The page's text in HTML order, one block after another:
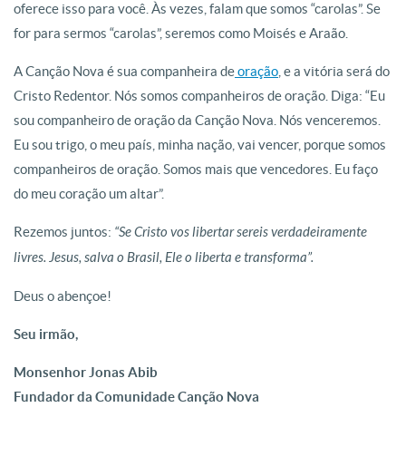
oferece isso para você. Às vezes, falam que somos “carolas”. Se
for para sermos “carolas”, seremos como Moisés e Araão.
A Canção Nova é sua companheira deoração , e a vitória será do
Cristo Redentor. Nós somos companheiros de oração. Diga: “Eu
sou companheiro de oração da Canção Nova. Nós venceremos.
Eu sou trigo, o meu país, minha nação, vai vencer, porque somos
companheiros de oração. Somos mais que vencedores. Eu faço
do meu coração um altar”.
Rezemos juntos: “Se Cristo vos libertar sereis verdadeiramente
livres. Jesus, salva o Brasil, Ele o liberta e transforma”.
Deus o abençoe!
Seu irmão,
Monsenhor Jonas Abib
Fundador da Comunidade Canção Nova